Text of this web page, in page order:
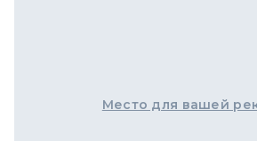
Место для вашей